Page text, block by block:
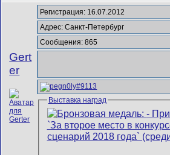
Gert
er
Регистрация: 16.07.2012
Адрес: Санкт-Петербург
Сообщения: 865
Выставка наград